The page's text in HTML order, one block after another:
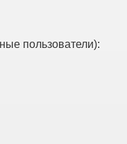
пользователи):